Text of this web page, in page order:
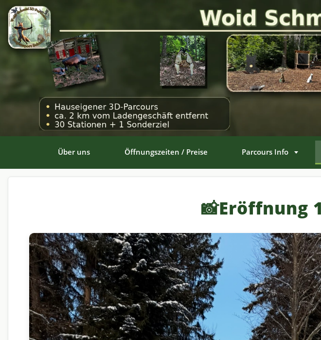
Über uns Öffnungszeiten / Preise Parcours Info
📸Eröffnung